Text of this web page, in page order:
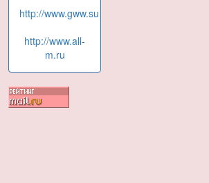
http://www.gww.su
http://www.all-
m.ru